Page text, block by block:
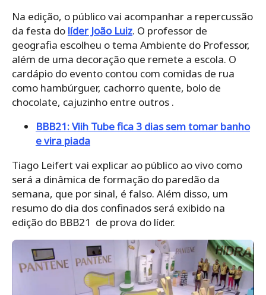
Na edição, o público vai acompanhar a repercussão
da festa do líder João Luiz. O professor de
geografia escolheu o tema Ambiente do Professor,
além de uma decoração que remete a escola. O
cardápio do evento contou com comidas de rua
como hambúrguer, cachorro quente, bolo de
chocolate, cajuzinho entre outros .
BBB21: Viih Tube fica 3 dias sem tomar banho
e vira piada
Tiago Leifert vai explicar ao público ao vivo como
será a dinâmica de formação do paredão da
semana, que por sinal, é falso. Além disso, um
resumo do dia dos confinados será exibido na
edição do BBB21 de prova do líder.